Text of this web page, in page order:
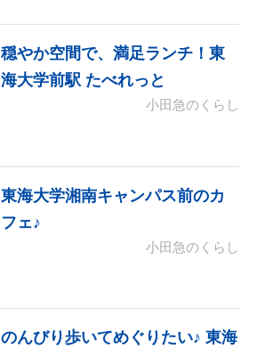
穏やか空間で、満足ランチ！東
海大学前駅 たべれっと
小田急のくらし
東海大学湘南キャンパス前のカ
フェ♪
小田急のくらし
のんびり歩いてめぐりたい♪ 東海